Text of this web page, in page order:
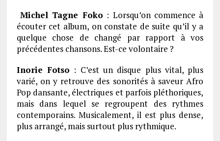
Michel Tagne Foko : Lorsqu’on commence à
écouter cet album, on constate de suite qu’il y a
quelque chose de changé par rapport à vos
précédentes chansons. Est-ce volontaire ?
Inorie Fotso : C’est un disque plus vital, plus
varié, on y retrouve des sonorités à saveur Afro
Pop dansante, électriques et parfois pléthoriques,
mais dans lequel se regroupent des rythmes
contemporains. Musicalement, il est plus dense,
plus arrangé, mais surtout plus rythmique.